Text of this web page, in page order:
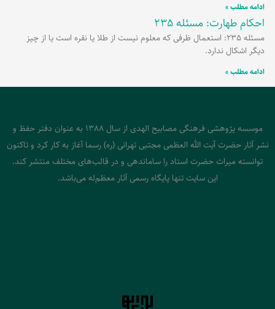
ادامه مطلب »
احکام طهارت: مسئله 235
مسئله 235: استعمال ظرفی که معلوم نیست از طلا یا نقره است یا از چیز
دیگر اشکال ندارد.
ادامه مطلب »
موسسه پژوهشی فرهنگی مصابیح الهدی از سال 1388 به عنوان دفتر حفظ و
نشر آثار حضرت آیت الله العظمی مجتبی تهرانی (ره) رسما آغاز به کار کرد و تاکنون
توانسته میراث حضرت استاد را ساماندهی و در قالب‌های مختلف منتشر کند.
این سایت تنها پایگاه رسمی آثار معظم‌له می‌باشد.